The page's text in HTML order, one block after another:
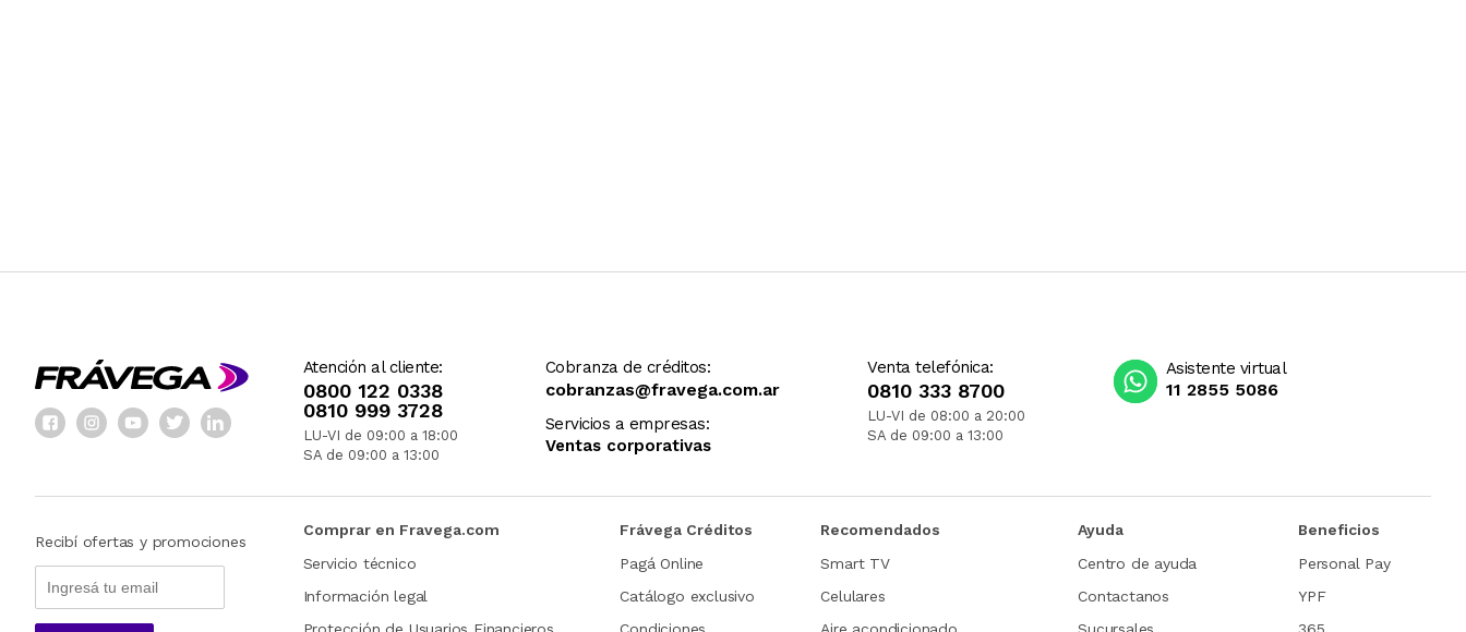
Atención al cliente:
0800 122 0338
0810 999 3728
LU-VI de 09:00 a 18:00
SA de 09:00 a 13:00
Cobranza de créditos:
cobranzas@fravega.com.ar
Servicios a empresas:
Ventas corporativas
Venta telefónica:
0810 333 8700
LU-VI de 08:00 a 20:00
SA de 09:00 a 13:00
Asistente virtual
11 2855 5086
Recibí ofertas y promociones
Comprar en Fravega.com
Servicio técnico
Información legal
Frávega Créditos
Pagá Online
Catálogo exclusivo
Recomendados
Smart TV
Celulares
Ayuda
Centro de ayuda
Contactanos
Beneficios
Personal Pay
YPF